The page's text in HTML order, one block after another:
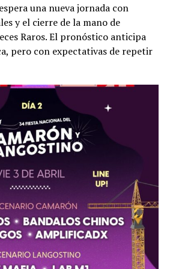
una nueva jornada con
y el cierre de la mano de
Raros. El pronóstico anticipa
pero con expectativas de repetir